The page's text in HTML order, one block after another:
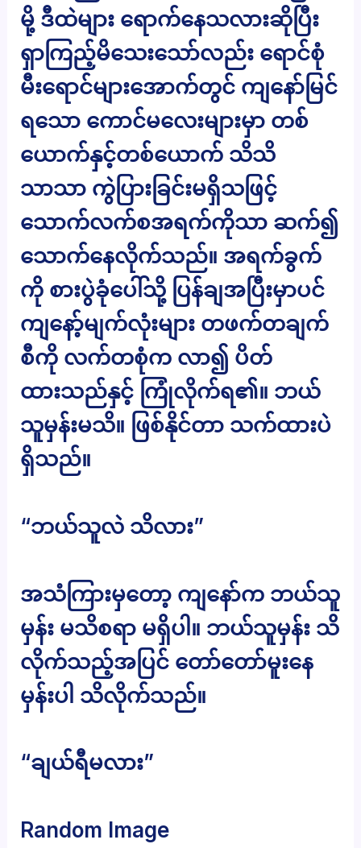
မို့ ဒီထဲများ ရောက်နေသလားဆိုပြီး
ရှာကြည့်မိသေးသော်လည်း ရောင်စုံ
မီးရောင်များအောက်တွင် ကျနော်မြင်
ရသော ကောင်မလေးများမှာ တစ်
ယောက်နှင့်တစ်ယောက် သိသိ
သာသာ ကွဲပြားခြင်းမရှိသဖြင့်
သောက်လက်စအရက်ကိုသာ ဆက်၍
သောက်နေလိုက်သည်။ အရက်ခွက်
ကို စားပွဲခုံပေါ်သို့ ပြန်ချအပြီးမှာပင်
ကျနော့်မျက်လုံးများ တဖက်တချက်
စီကို လက်တစုံက လာ၍ ပိတ်
ထားသည်နှင့် ကြုံလိုက်ရ၏။ ဘယ်
သူမှန်းမသိ။ ဖြစ်နိုင်တာ သက်ထားပဲ
ရှိသည်။
“ဘယ်သူလဲ သိလား”
အသံကြားမှတော့ ကျနော်က ဘယ်သူ
မှန်း မသိစရာ မရှိပါ။ ဘယ်သူမှန်း သိ
လိုက်သည့်အပြင် တော်တော်မူးနေ
မှန်းပါ သိလိုက်သည်။
“ချယ်ရီမလား”
Random Image